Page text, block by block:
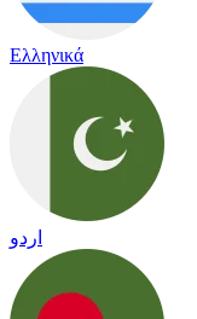
Ελληνικά
اردو